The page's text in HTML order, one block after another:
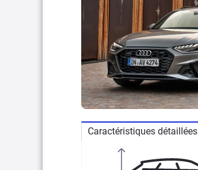
Caractéristiques détaillées